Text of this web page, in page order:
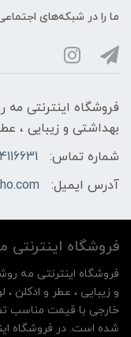
ما را در شبکه‌های
فروشگاه اینترنتی مه‌
بهداشتی و زیبایی ،
شماره تماس:
آدرس ایمیل:
فروشگاه اینترنتی
فروشگاه اینترنتی مه‌
و زیبایی ، عطر و ادکلن ،
خارجی با قیمت مناسب
شده است. در فروشگاه